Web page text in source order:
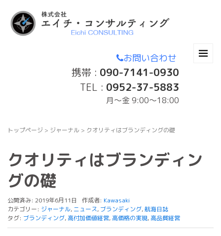
お問い合わせ
携帯 : 090-7141-0930
TEL : 0952-37-5883
月〜金 9:00～18:00
トップページ > ジャーナル > クオリティはブランディングの礎
クオリティはブランディン
グの礎
公開済み: 2019年6月11日 作成者: Kawasaki
カテゴリー: ジャーナル, ニュース, ブランディング,航海日誌
タグ: ブランディング, 高付加価値経営, 高価格の実現, 高品質経営